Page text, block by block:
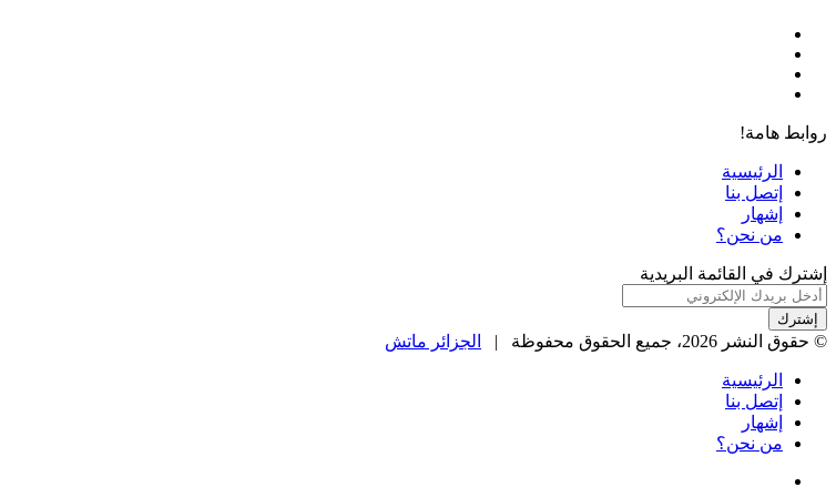
روابط هامة!
الرئيسية
إتصل بنا
إشهار
من نحن؟
إشترك في القائمة البريدية
أدخل
بريدك
الإلكتروني
© حقوق النشر 2026، جميع الحقوق محفوظة | الجزائر ماتش
الرئيسية
إتصل بنا
إشهار
من نحن؟